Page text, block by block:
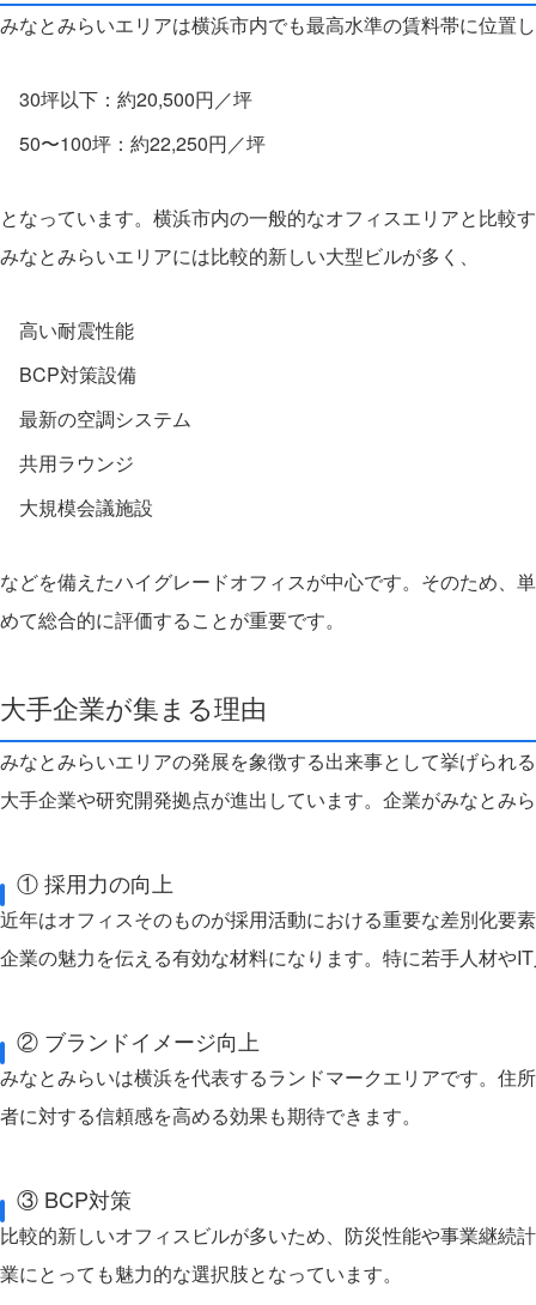
みなとみらいエリアは横浜市内でも最高水準の賃料帯に位置
30坪以下：約20,500円／坪
50〜100坪：約22,250円／坪
となっています。 横浜市内の一般的なオフィスエリアと比較
みなとみらいエリアには比較的新しい大型ビルが多く、
高い耐震性能
BCP対策設備
最新の空調システム
共用ラウンジ
大規模会議施設
などを備えたハイグレードオフィスが中心です。 そのため、
めて総合的に評価することが重要です。
大手企業が集まる理由
みなとみらいエリアの発展を象徴する出来事として挙げられ
大手企業や研究開発拠点が進出しています。 企業がみなとみ
① 採用力の向上
近年はオフィスそのものが採用活動における重要な差別化要
企業の魅力を伝える有効な材料になります。 特に若手人材や
② ブランドイメージ向上
みなとみらいは横浜を代表するランドマークエリアです。 住
者に対する信頼感を高める効果も期待できます。
③ BCP対策
比較的新しいオフィスビルが多いため、防災性能や事業継続
業にとっても魅力的な選択肢となっています。